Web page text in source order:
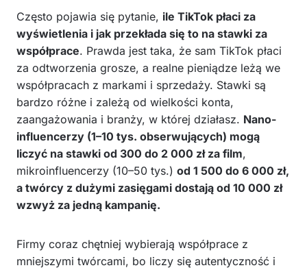
Często pojawia się pytanie, ile TikTok płaci za
wyświetlenia i jak przekłada się to na stawki za
współprace. Prawda jest taka, że sam TikTok płaci
za odtworzenia grosze, a realne pieniądze leżą we
współpracach z markami i sprzedaży. Stawki są
bardzo różne i zależą od wielkości konta,
zaangażowania i branży, w której działasz. Nano-
influencerzy (1–10 tys. obserwujących) mogą
liczyć na stawki od 300 do 2 000 zł za film,
mikroinfluencerzy (10–50 tys.) od 1 500 do 6 000 zł,
a twórcy z dużymi zasięgami dostają od 10 000 zł
wzwyż za jedną kampanię.
Firmy coraz chętniej wybierają współprace z
mniejszymi twórcami, bo liczy się autentyczność i